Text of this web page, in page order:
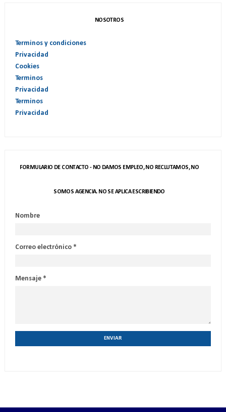
NOSOTROS
Terminos y condiciones
Privacidad
Cookies
Terminos
Privacidad
Terminos
Privacidad
FORMULARIO DE CONTACTO - NO DAMOS EMPLEO, NO RECLUTAMOS, NO
SOMOS AGENCIA. NO SE APLICA ESCRIBIENDO
Nombre
Correo electrónico *
Mensaje *